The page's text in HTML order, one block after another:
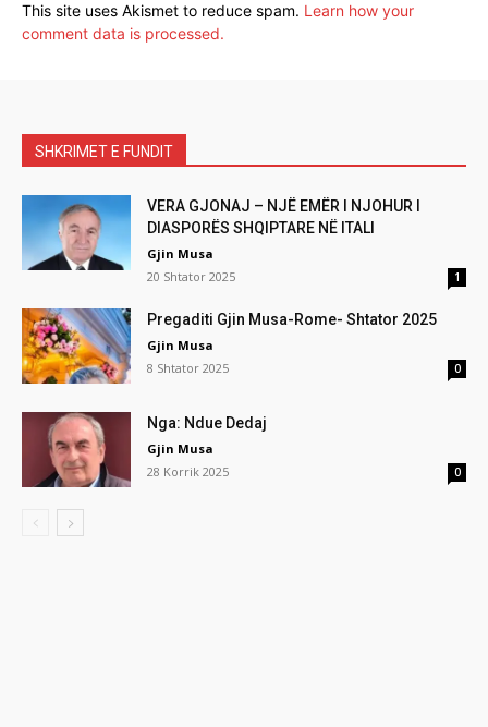
This site uses Akismet to reduce spam. Learn how your
comment data is processed.
SHKRIMET E FUNDIT
VERA GJONAJ – NJË EMËR I NJOHUR I
DIASPORËS SHQIPTARE NË ITALI
Gjin Musa
20 Shtator 2025
1
Pregaditi Gjin Musa-Rome- Shtator 2025
Gjin Musa
8 Shtator 2025
0
Nga: Ndue Dedaj
Gjin Musa
28 Korrik 2025
0